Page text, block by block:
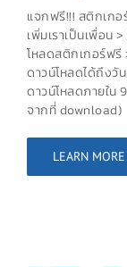
แจกฟรี!!! สติกเกอ
เพิ่มเราเป็นเพื่อน
โหลดสติกเกอร์ฟ
ดาวน์โหลดได้ถึงวั
ดาวน์โหลดภายใน
จากที่ download)
LEARN MORE